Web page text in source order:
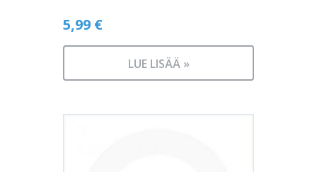
5,99 €
LUE LISÄÄ »